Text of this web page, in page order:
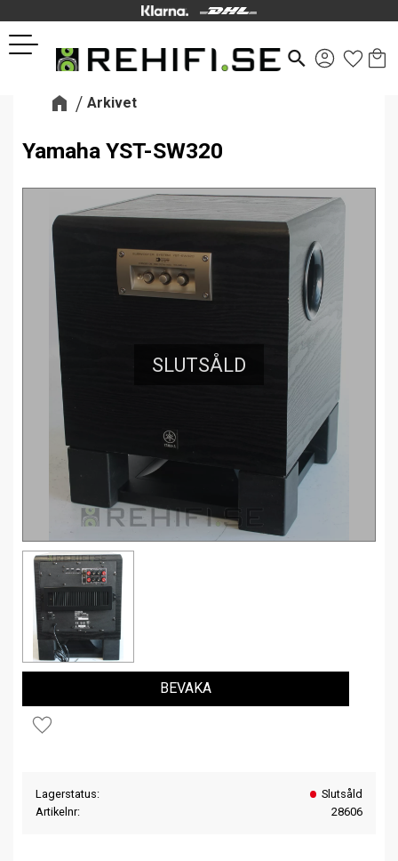
Meny
search
Arkivet
Yamaha YST-SW320
SLUTSÅLD
Lägg till i favoriter
BEVAKA
Lagerstatus
Slutsåld
Artikelnr
28606